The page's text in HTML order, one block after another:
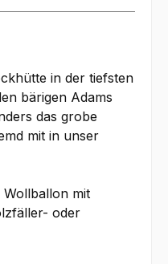
in der tiefsten
bärigen Adams
das grobe
mit in unser
mit
oder